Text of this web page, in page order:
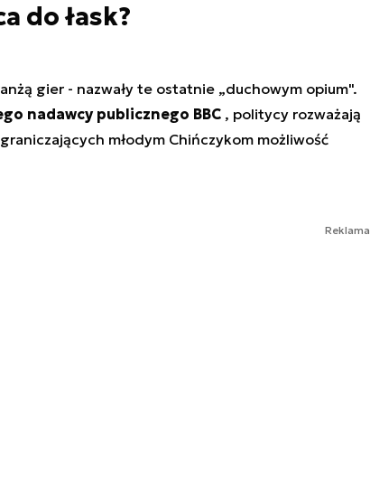
do łask?
gier - nazwały te ostatnie „duchowym opium".
nadawcy publicznego BBC , politycy rozważają
młodym Chińczykom możliwość
Reklama